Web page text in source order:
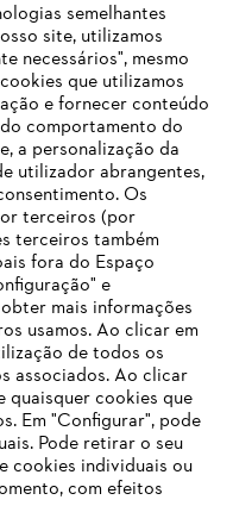
SUPORTA
não suportamos. Para
que altere
semelhantes
site, utilizamos
necessários", mesmo
que utilizamos
e fornecer conteúdo
comportamento do
a personalização da
utilizador abrangentes,
Os
terceiros (por
terceiros também
fora do Espaço
e
mais informações
usamos. Ao clicar em
de todos os
associados. Ao clicar
quaisquer cookies que
Em "Configurar", pode
Pode retirar o seu
cookies individuais ou
com efeitos